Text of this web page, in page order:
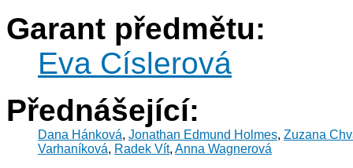
Garant předmětu:
Eva Císlerová
Přednášející:
Dana Hánková, Jonathan Edmund Holmes, Zuzana
Varhaníková, Radek Vít, Anna Wagnerová